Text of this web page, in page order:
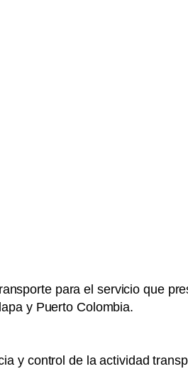
para el servicio que
y Puerto Colombia.
y control de la actividad